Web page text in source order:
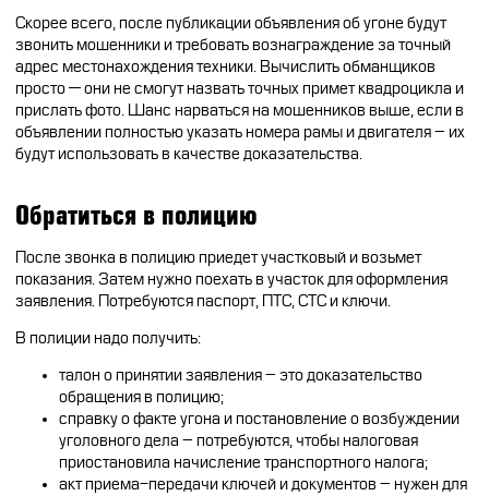
Скорее всего, после публикации объявления об угоне будут
звонить мошенники и требовать вознаграждение за точный
адрес местонахождения техники. Вычислить обманщиков
просто — они не смогут назвать точных примет квадроцикла и
прислать фото. Шанс нарваться на мошенников выше, если в
объявлении полностью указать номера рамы и двигателя – их
будут использовать в качестве доказательства.
Обратиться в полицию
После звонка в полицию приедет участковый и возьмет
показания. Затем нужно поехать в участок для оформления
заявления. Потребуются паспорт, ПТС, СТС и ключи.
В полиции надо получить:
талон о принятии заявления – это доказательство
обращения в полицию;
справку о факте угона и постановление о возбуждении
уголовного дела – потребуются, чтобы налоговая
приостановила начисление транспортного налога;
акт приема-передачи ключей и документов – нужен для